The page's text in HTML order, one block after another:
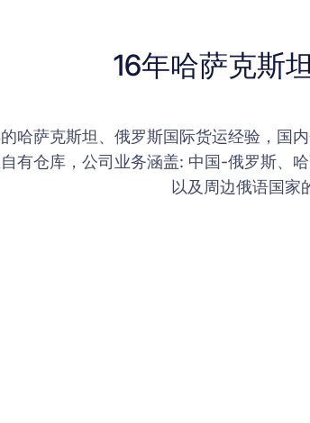
16年哈萨克斯
哈萨克斯坦、俄罗斯国际货运经验，国
有仓库，公司业务涵盖: 中国-俄罗斯、
以及周边俄语国家